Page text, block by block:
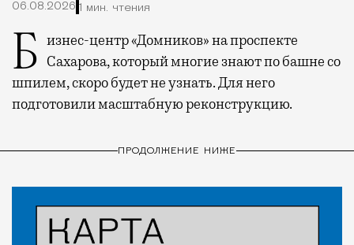
06.08.2026 1 мин. чтения
Бизнес-центр «Домников» на проспекте Сахарова, который многие знают по башне со
шпилем, скоро будет не узнать. Для него
подготовили масштабную реконструкцию.
ПРОДОЛЖЕНИЕ НИЖЕ